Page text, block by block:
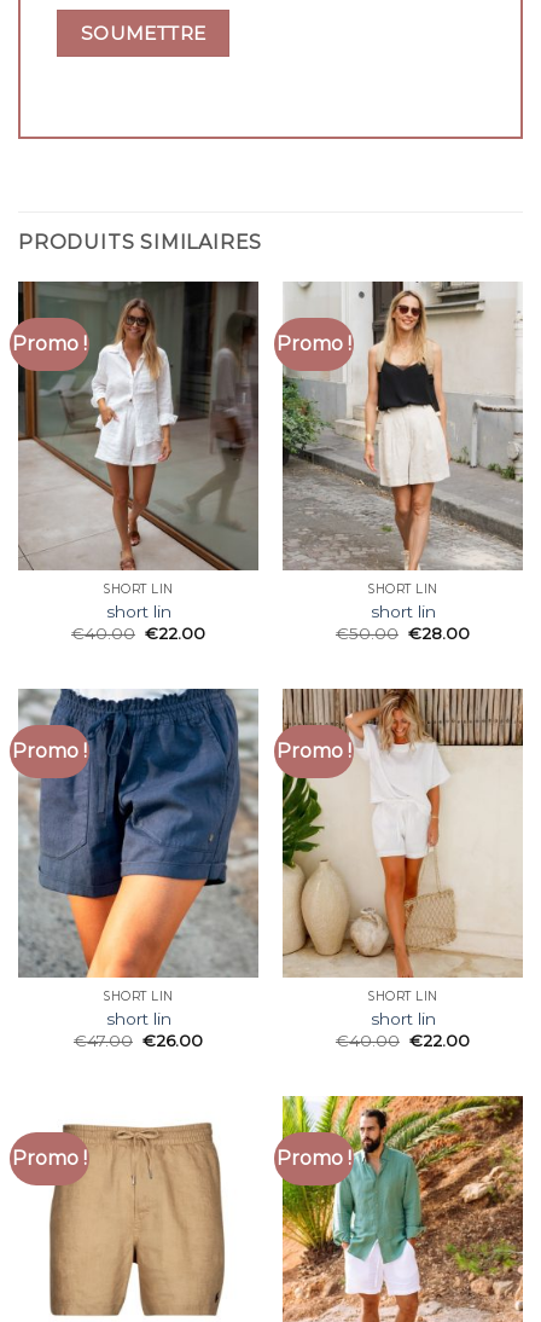
PRODUITS SIMILAIRES
Promo !
SHORT LIN
short lin
€40.00 €22.00
Promo !
SHORT LIN
short lin
€50.00 €28.00
Promo !
SHORT LIN
short lin
€47.00 €26.00
Promo !
SHORT LIN
short lin
€40.00 €22.00
Promo ! Promo !